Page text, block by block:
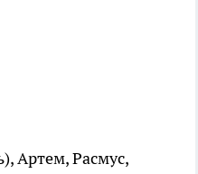
Артем, Расмус,